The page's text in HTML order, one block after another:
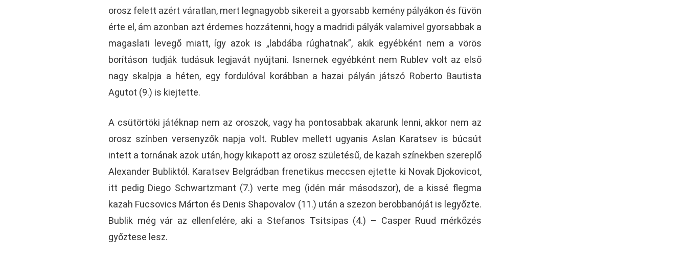
orosz felett azért váratlan, mert legnagyobb sikereit a gyorsabb kemény pályákon és füvön
érte el, ám azonban azt érdemes hozzátenni, hogy a madridi pályák valamivel gyorsabbak a
magaslati levegő miatt, így azok is „labdába rúghatnak”, akik egyébként nem a vörös
borításon tudják tudásuk legjavát nyújtani. Isnernek egyébként nem Rublev volt az első
nagy skalpja a héten, egy fordulóval korábban a hazai pályán játszó Roberto Bautista
Agutot (9.) is kiejtette.
A csütörtöki játéknap nem az oroszok, vagy ha pontosabbak akarunk lenni, akkor nem az
orosz színben versenyzők napja volt. Rublev mellett ugyanis Aslan Karatsev is búcsút
intett a tornának azok után, hogy kikapott az orosz születésű, de kazah színekben szereplő
Alexander Bubliktól. Karatsev Belgrádban frenetikus meccsen ejtette ki Novak Djokovicot,
itt pedig Diego Schwartzmant (7.) verte meg (idén már másodszor), de a kissé flegma
kazah Fucsovics Márton és Denis Shapovalov (11.) után a szezon berobbanóját is legyőzte.
Bublik még vár az ellenfelére, aki a Stefanos Tsitsipas (4.) – Casper Ruud mérkőzés
győztese lesz.